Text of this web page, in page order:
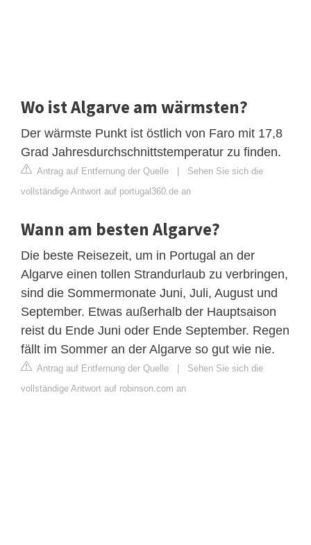
Wo ist Algarve am wärmsten?
Der wärmste Punkt ist östlich von Faro mit 17,8
Grad Jahresdurchschnittstemperatur zu finden.
Antrag auf Entfernung der Quelle
Sehen Sie sich die
vollständige Antwort auf portugal360.de an
Wann am besten Algarve?
Die beste Reisezeit, um in Portugal an der
Algarve einen tollen Strandurlaub zu verbringen,
sind die Sommermonate Juni, Juli, August und
September. Etwas außerhalb der Hauptsaison
reist du Ende Juni oder Ende September. Regen
fällt im Sommer an der Algarve so gut wie nie.
Antrag auf Entfernung der Quelle
Sehen Sie sich die
vollständige Antwort auf robinson.com an